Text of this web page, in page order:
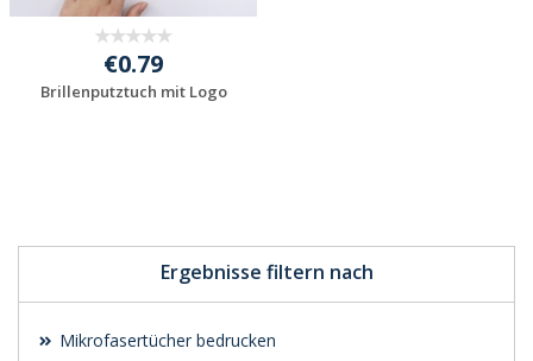
Ergebnisse filtern nach
Mikrofasertücher bedrucken
€0.79
Brillenputztuch mit Logo